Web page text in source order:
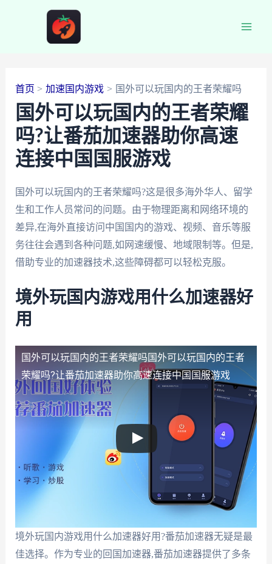
首页 加速国内游戏 国外可以玩国内的王者荣耀吗
国外可以玩国内的王者荣耀
吗?让番茄加速器助你高速
连接中国国服游戏
国外可以玩国内的王者荣耀吗?这是很多海外华人、留学
生和工作人员常问的问题。由于物理距离和网络环境的
差异,在海外直接访问中国国内的游戏、视频、音乐等服
务往往会遇到各种问题,如网速缓慢、地域限制等。但是,
借助专业的加速器技术,这些障碍都可以轻松克服。
境外玩国内游戏用什么加速器好
用
国外可以玩国内的王者荣耀吗 国外可以玩国内的王者
荣耀吗?让番茄加速器助你高速连接中国国服游戏
境外玩国内游戏用什么加速器好用?番茄加速器无疑是最
佳选择。作为专业的回国加速器,番茄加速器提供了多条